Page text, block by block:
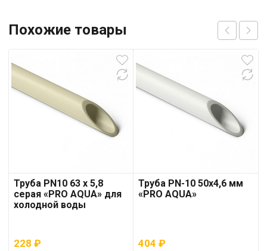
Похожие товары
Труба PN10 63 x 5,8
серая «PRO AQUA» для
холодной воды
228 ₽
Труба PN-10 50х4,6 мм
«PRO AQUA»
404₽